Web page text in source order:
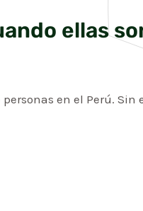
ellas
en el Perú.